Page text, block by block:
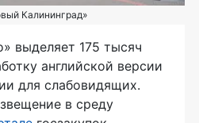
Калининград»
выделяет 175 тысяч
английской версии
для слабовидящих.
в среду